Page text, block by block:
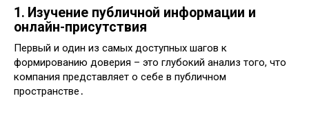
1․ Изучение публичной информации и
онлайн-присутствия
Первый и один из самых доступных шагов к
формированию доверия – это глубокий анализ того, что
компания представляет о себе в публичном
пространстве․